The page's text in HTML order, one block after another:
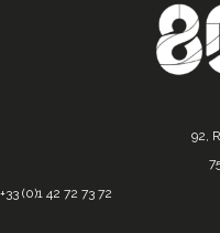
92,
+33 (0)1 42 72 73 72